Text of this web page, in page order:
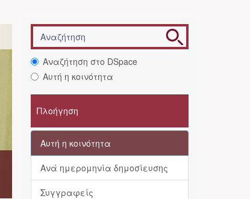
Αναζήτηση στο DSpace
Αυτή η κοινότητα
Πλοήγηση
Αυτή η κοινότητα
Ανά ημερομηνία δημοσίευσης
Συγγραφείς